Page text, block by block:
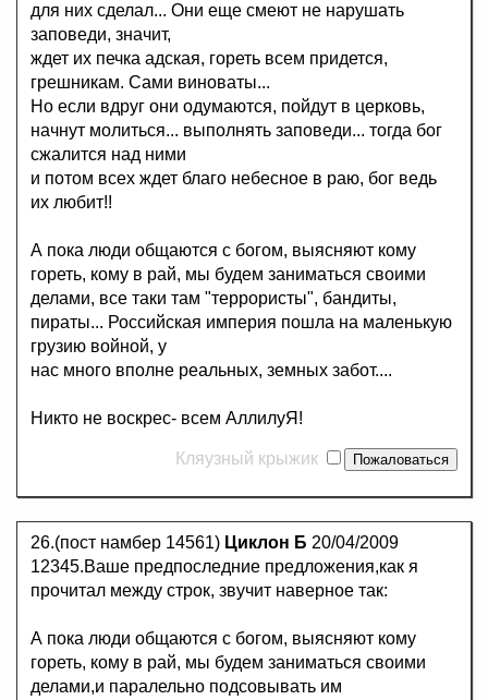
для них сделал... Они еще смеют не нарушать
заповеди, значит,
ждет их печка адская, гореть всем придется,
грешникам. Сами виноваты...
Но если вдруг они одумаются, пойдут в церковь,
начнут молиться... выполнять заповеди... тогда бог
сжалится над ними
и потом всех ждет благо небесное в раю, бог ведь
их любит!!
А пока люди общаются с богом, выясняют кому
гореть, кому в рай, мы будем заниматься своими
делами, все таки там "террористы", бандиты,
пираты... Российская империя пошла на маленькую
грузию войной, у
нас много вполне реальных, земных забот....
Никто не воскрес- всем АллилуЯ!
Кляузный крыжик
26.(пост намбер 14561) Циклон Б 20/04/2009
12345.Ваше предпоследние предложения,как я
прочитал между строк, звучит наверное так:
А пока люди общаются с богом, выясняют кому
гореть, кому в рай, мы будем заниматься своими
делами,и паралельно подсовывать им